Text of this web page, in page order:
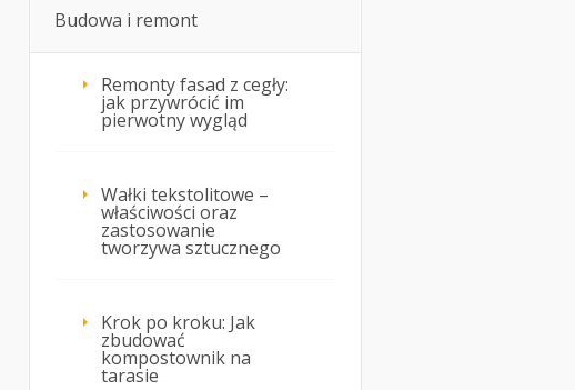
Budowa i remont
Remonty fasad z cegły:
jak przywrócić im
pierwotny wygląd
Wałki tekstolitowe –
właściwości oraz
zastosowanie
tworzywa sztucznego
Krok po kroku: Jak
zbudować
kompostownik na
tarasie